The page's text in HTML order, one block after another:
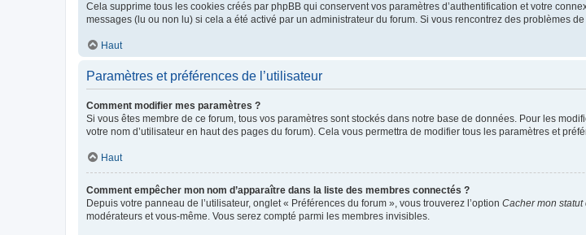
Cela supprime tous les cookies créés par phpBB qui conservent vos paramètres d’authentification et votre
messages (lu ou non lu) si cela a été activé par un administrateur du forum. Si vous rencontrez des problèmes
Haut
Paramètres et préférences de l’utilisateur
Comment modifier mes paramètres ?
Si vous êtes membre de ce forum, tous vos paramètres sont stockés dans notre base de données. Pour les
votre nom d’utilisateur en haut des pages du forum). Cela vous permettra de modifier tous les paramètres et
Haut
Comment empêcher mon nom d’apparaître dans la liste des membres connectés ?
Depuis votre panneau de l’utilisateur, onglet « Préférences du forum », vous trouverez l’option Cacher mon statut
modérateurs et vous-même. Vous serez compté parmi les membres invisibles.